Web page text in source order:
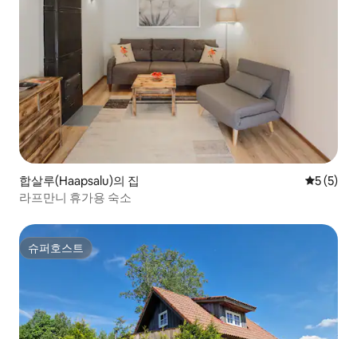
합살루(Haapsalu)의 집 평점 5점
5 (5)
라프만니 휴가용 숙소
슈퍼호스트
슈퍼호스트